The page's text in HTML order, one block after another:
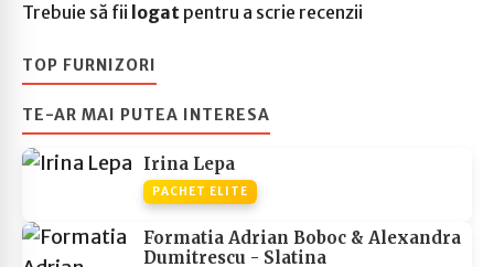
Trebuie să fii logat pentru a scrie recenzii
TOP FURNIZORI
TE-AR MAI PUTEA INTERESA
Irina Lepa
PACHET ELITE
Formatia Adrian Boboc & Alexandra
Dumitrescu - Slatina